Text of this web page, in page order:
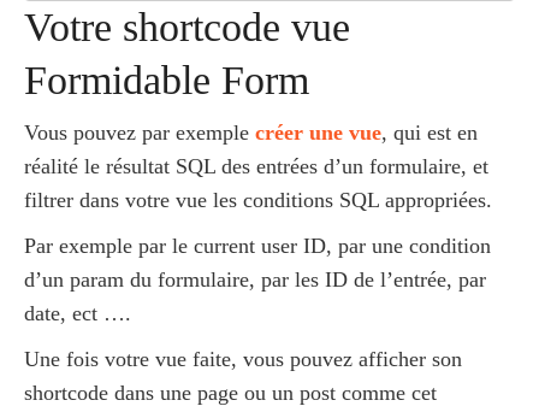
Votre shortcode vue
Formidable Form
Vous pouvez par exemple créer une vue, qui est en
réalité le résultat SQL des entrées d’un formulaire, et
filtrer dans votre vue les conditions SQL appropriées.
Par exemple par le current user ID, par une condition
d’un param du formulaire, par les ID de l’entrée, par
date, ect ….
Une fois votre vue faite, vous pouvez afficher son
shortcode dans une page ou un post comme cet